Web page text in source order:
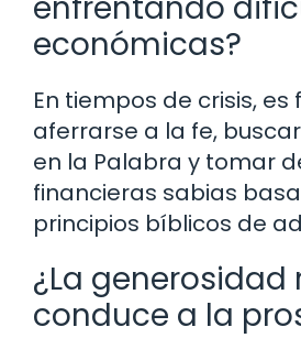
económicas?
En tiempos de crisis,
aferrarse a la fe,
en la Palabra y tomar
financieras sabias
principios bíblicos de
¿La
conduce a la